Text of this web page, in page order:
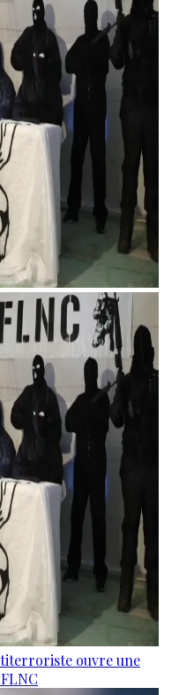
ouvre une